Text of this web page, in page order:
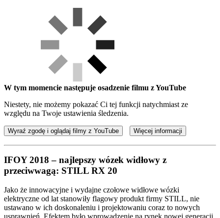
W tym momencie następuje osadzenie filmu z YouTube
Niestety, nie możemy pokazać Ci tej funkcji natychmiast ze
względu na Twoje ustawienia śledzenia.
Wyraź zgodę i oglądaj filmy z YouTube Więcej informacji
IFOY 2018 – najlepszy wózek widłowy z
przeciwwagą: STILL RX 20
Jako że innowacyjne i wydajne czołowe widłowe wózki
elektryczne od lat stanowiły flagowy produkt firmy STILL, nie
ustawano w ich doskonaleniu i projektowaniu coraz to nowych
usprawnień. Efektem było wprowadzenie na rynek nowej generacji